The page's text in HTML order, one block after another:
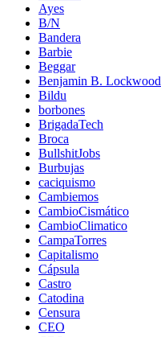
Ayes
B/N
Bandera
Barbie
Beggar
Benjamin B. Lockwood
Bildu
borbones
BrigadaTech
Broca
BullshitJobs
Burbujas
caciquismo
Cambiemos
CambioCismático
CambioClimatico
CampaTorres
Capitalismo
Cápsula
Castro
Catodina
Censura
CEO